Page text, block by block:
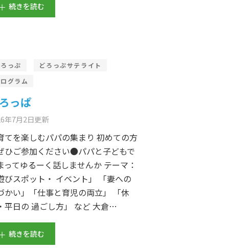
続きを読む
っぷ
どろっぷサテライト
グラム
っぱ
年7月2日更新
てを楽しむパパの集まり 初めての方
ひご参加ください●パパと子どもで
ってゆるーく話しませんか テーマ：
びスポット・ イベント」 「妻への
かい」「仕事と育児の両立」 「休
平日の 過ごし方」 など 大倉…
続きを読む